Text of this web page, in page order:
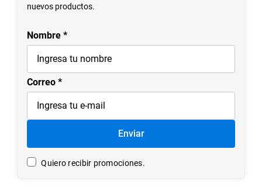
nuevos productos.
Nombre
Correo
Enviar
Quiero recibir promociones.